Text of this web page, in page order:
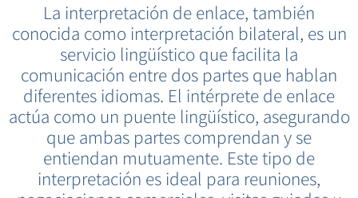
La interpretación de enlace, también
conocida como interpretación bilateral, es un
servicio lingüístico que facilita la
comunicación entre dos partes que hablan
diferentes idiomas. El intérprete de enlace
actúa como un puente lingüístico, asegurando
que ambas partes comprendan y se
entiendan mutuamente. Este tipo de
interpretación es ideal para reuniones,